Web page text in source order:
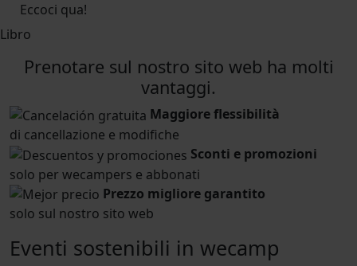
Eccoci qua!
Libro
Prenotare sul nostro sito web ha molti
vantaggi.
Maggiore flessibilità
di cancellazione e modifiche
Sconti e promozioni
solo per wecampers e abbonati
Prezzo migliore garantito
solo sul nostro sito web
Eventi sostenibili in wecamp